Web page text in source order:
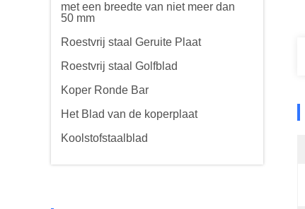
met een breedte van niet meer dan
50 mm
Roestvrij staal Geruite Plaat
Roestvrij staal Golfblad
Koper Ronde Bar
Het Blad van de koperplaat
Koolstofstaalblad